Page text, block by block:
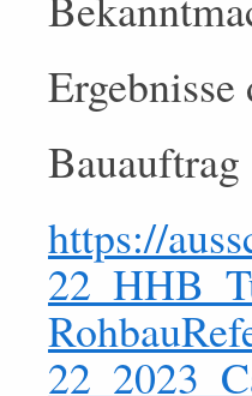
Ergebnisse
Bauauftrag
https://